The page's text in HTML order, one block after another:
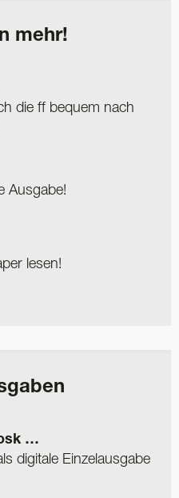
mehr!
die ff bequem nach
Ausgabe!
lesen!
…
digitale Einzelausgabe